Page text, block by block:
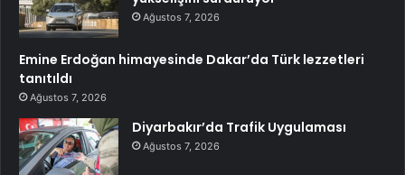
Ağustos 7, 2026
Emine Erdoğan himayesinde Dakar’da Türk lezzetleri
tanıtıldı
Ağustos 7, 2026
Diyarbakır’da Trafik Uygulaması
Ağustos 7, 2026